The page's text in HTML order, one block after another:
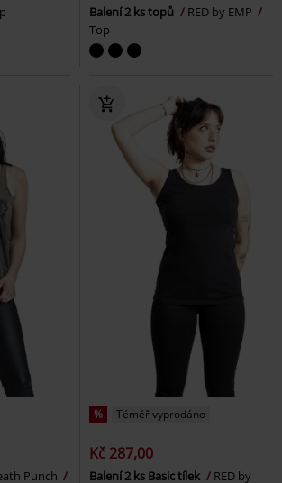
Balení 2 ks topů
RED by EMP
Top
Punch
% Téměř vyprodáno
Kč 287,00
Balení 2 ks Basic tílek
RED by